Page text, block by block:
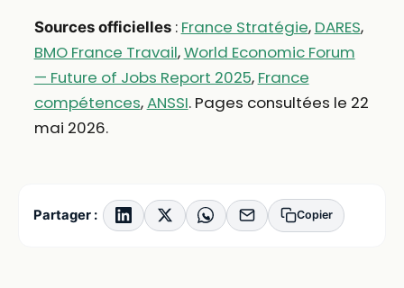
Sources officielles: France Stratégie, DARES,
BMO France Travail,World Economic Forum
— Future of Jobs Report 2025, France
compétences,ANSSI. Pages consultées le 22
mai 2026.
Partager : Copier